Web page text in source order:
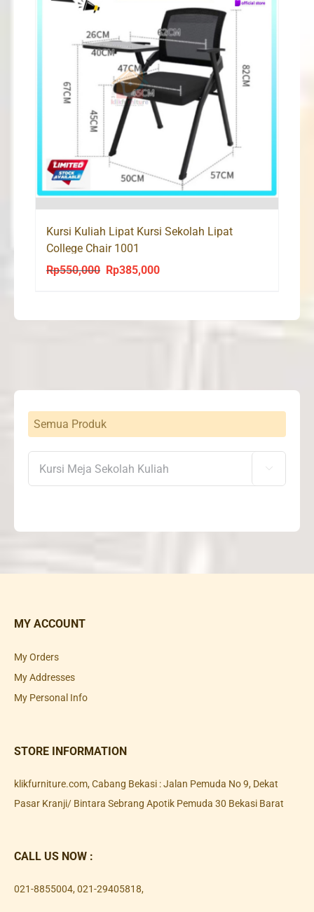
Kursi Kuliah Lipat Kursi Sekolah Lipat
College Chair 1001
Rp550,000
Original
Rp385,000Current
Semua Produk

MY ACCOUNT
My Orders
My Addresses
My Personal Info
STORE INFORMATION
klikfurniture.com, Cabang Bekasi : Jalan Pemuda No 9, Dekat
Pasar Kranji/ Bintara Sebrang Apotik Pemuda 30 Bekasi Barat
CALL US NOW :
021-8855004, 021-29405818,